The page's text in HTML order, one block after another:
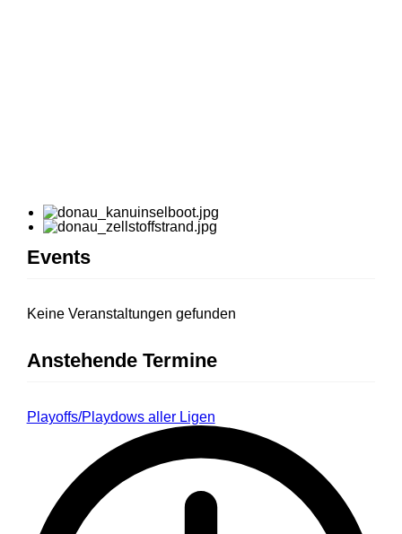
Events
Keine Veranstaltungen gefunden
Anstehende Termine
Playoffs/Playdows aller Ligen